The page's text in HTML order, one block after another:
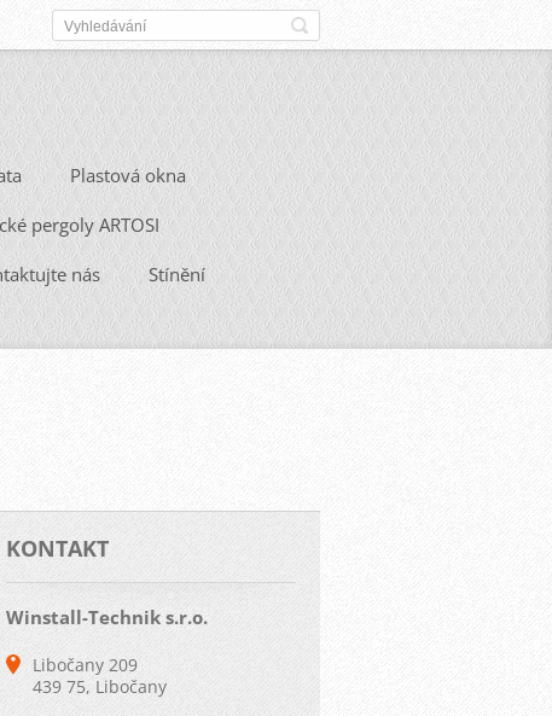
Plastová okna
pergoly ARTOSI
nás Stínění
KONTAKT
Winstall-Technik s.r.o.
Libočany 209
439 75, Libočany